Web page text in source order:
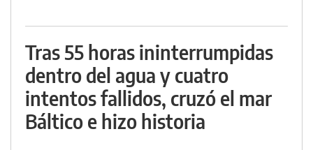
Tras 55 horas ininterrumpidas
dentro del agua y cuatro
intentos fallidos, cruzó el mar
Báltico e hizo historia